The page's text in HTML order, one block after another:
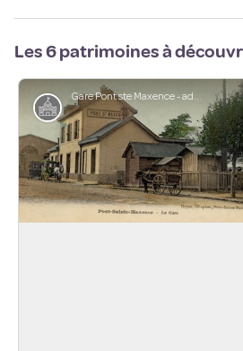
Les 6 patrimoines à
Patrimoine